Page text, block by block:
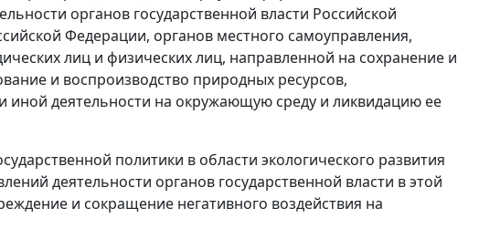
органов государственной власти Российской
Федерации, органов местного самоуправления,
лиц и физических лиц, направленной на сохранение и
и воспроизводство природных ресурсов,
иной деятельности на окружающую среду и ликвидацию ее
политики в области экологического развития
деятельности органов государственной власти в этой
и сокращение негативного воздействия на